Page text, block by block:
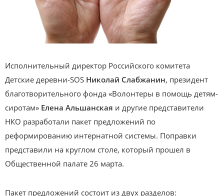
Исполнительный директор Российского комитета
Детские деревни-SOS Николай Слабжанин, президент
благотворительного фонда «Волонтеры в помощь детям-
сиротам» Елена Альшанская и другие представители
НКО разработали пакет предложений по
реформированию интернатной системы. Поправки
представили на круглом столе, который прошел в
Общественной палате 26 марта.
Пакет предложений состоит из двух разделов: